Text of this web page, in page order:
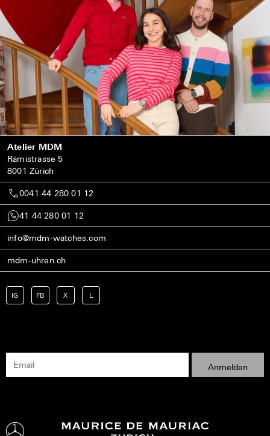
Atelier MDM
Rämistrasse 5
8001 Zürich
0041 44 280 01 12
41 44 280 01 12
info@mdm-watches.com
mdm-uhren.ch
IG FB X L